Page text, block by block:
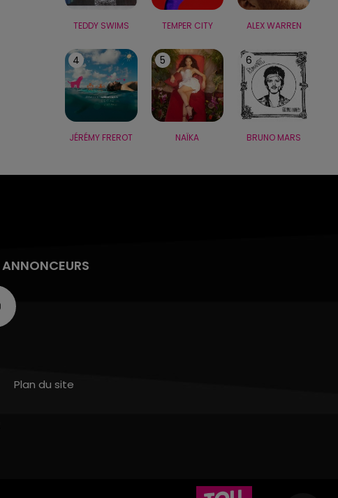
TEDDY SWIMS TEMPER CITY ALEX WARREN
4
JÉRÉMY FREROT
5
NAÏKA
6
BRUNO MARS
ANNONCEURS
Plan du site